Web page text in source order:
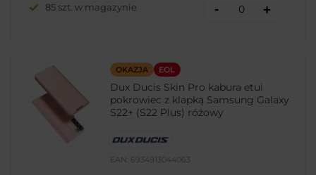
85 szt. w magazynie - +
OKAZJA EOL
Dux Ducis Skin Pro kabura etui
pokrowiec z klapką Samsung Galaxy
S22+ (S22 Plus) różowy
EAN: 6934913044063